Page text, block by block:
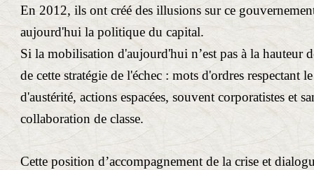
En 2012, ils ont créé des illusions sur ce
aujourd'hui la politique du capital.
Si la mobilisation d'aujourd'hui n’est pas à la hauteur
de cette stratégie de l'échec : mots d'ordres respectant
d'austérité, actions espacées, souvent corporatistes et
collaboration de classe.
Cette position d’accompagnement de la crise et